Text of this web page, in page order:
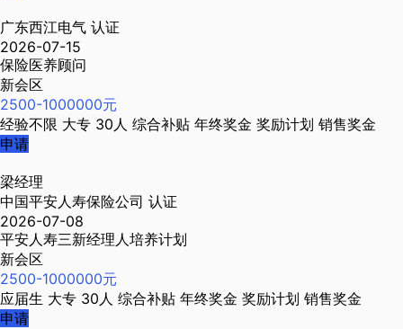
广东西江电气 认证
2026-07-15
保险医养顾问
新会区
2500-1000000元
经验不限 大专 30人 综合补贴 年终奖金 奖励计划 销售奖金
申请
梁经理
中国平安人寿保险公司 认证
2026-07-08
平安人寿三新经理人培养计划
新会区
2500-1000000元
应届生 大专 30人 综合补贴 年终奖金 奖励计划 销售奖金
申请